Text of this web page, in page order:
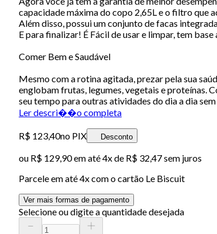
capacidade máxima do copo 2,65L e o filtro que
Além disso, possui um conjunto de facas
E para finalizar! É Fácil de usar e limpar, tem
Comer Bem e Saudável
Mesmo com a rotina agitada, prezar pela sua
englobam frutas, legumes, vegetais e proteínas.
seu tempo para outras atividades do dia a dia
Ler descri��o completa
R$ 123,40no PIX Desconto
ou R$ 129,90em até4x de R$ 32,47 sem juros
Parcele em até4x com o cartão Le Biscuit
Ver mais formas de pagamento
Selecione ou digite a quantidade desejada